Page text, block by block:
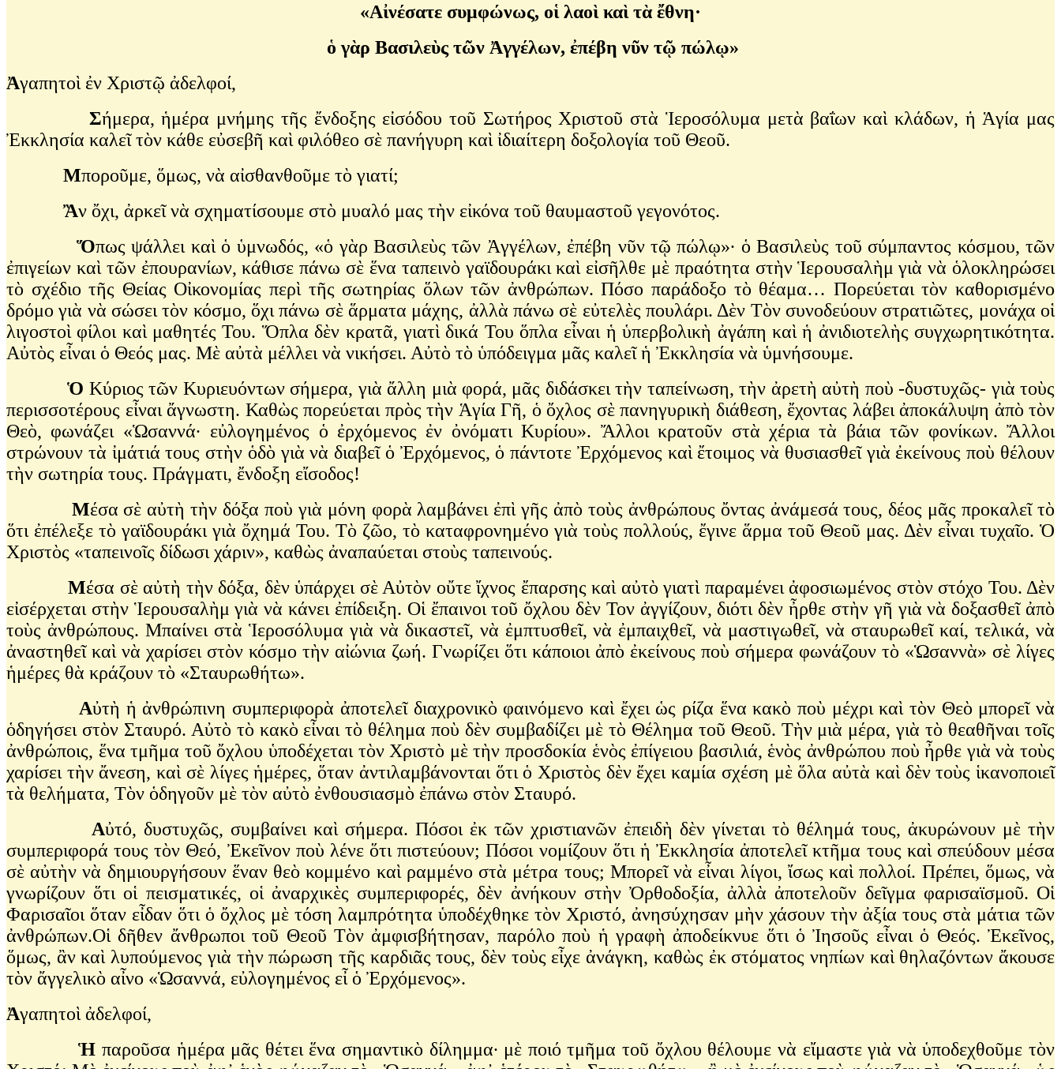
«Αἰνέσατε συμφώνως, οἱ λαοὶ καὶ τὰ ἔθνη·
ὁ γὰρ Βασιλεὺς τῶν Ἀγγέλων, ἐπέβη νῦν τῷ πώλῳ»
Ἀγαπητοὶ ἐν Χριστῷ ἀδελφοί,
Σήμερα, ἡμέρα μνήμης τῆς ἔνδοξης εἰσόδου τοῦ Σωτήρος Χριστοῦ στὰ Ἱεροσόλυμα μετὰ βαΐων καὶ κλάδων, ἡ Ἁγία μας
Ἐκκλησία καλεῖ τὸν κάθε εὐσεβῆ καὶ φιλόθεο σὲ πανήγυρη καὶ ἰδιαίτερη δοξολογία τοῦ Θεοῦ.
Μποροῦμε, ὅμως, νὰ αἰσθανθοῦμε τὸ γιατί;
Ἂν ὄχι, ἀρκεῖ νὰ σχηματίσουμε στὸ μυαλό μας τὴν εἰκόνα τοῦ θαυμαστοῦ γεγονότος.
Ὅπως ψάλλει καὶ ὁ ὑμνωδός, «ὁ γὰρ Βασιλεὺς τῶν Ἀγγέλων, ἐπέβη νῦν τῷ πώλῳ»∙ ὁ Βασιλεὺς τοῦ σύμπαντος κόσμου, τῶν
ἐπιγείων καὶ τῶν ἐπουρανίων, κάθισε πάνω σὲ ἕνα ταπεινὸ γαϊδουράκι καὶ εἰσῆλθε μὲ πραότητα στὴν Ἱερουσαλὴμ γιὰ νὰ ὁλοκληρώσει
τὸ σχέδιο τῆς Θείας Οἰκονομίας περὶ τῆς σωτηρίας ὅλων τῶν ἀνθρώπων. Πόσο παράδοξο τὸ θέαμα… Πορεύεται τὸν καθορισμένο
δρόμο γιὰ νὰ σώσει τὸν κόσμο, ὅχι πάνω σὲ ἅρματα μάχης, ἀλλὰ πάνω σὲ εὐτελὲς πουλάρι. Δὲν Τὸν συνοδεύουν στρατιῶτες, μονάχα οἱ
λιγοστοὶ φίλοι καὶ μαθητές Του. Ὅπλα δὲν κρατᾶ, γιατὶ δικά Του ὅπλα εἶναι ἡ ὑπερβολικὴ ἀγάπη καὶ ἡ ἀνιδιοτελὴς συγχωρητικότητα.
Αὐτὸς εἶναι ὁ Θεός μας. Μὲ αὐτὰ μέλλει νὰ νικήσει. Αὐτὸ τὸ ὑπόδειγμα μᾶς καλεῖ ἡ Ἐκκλησία νὰ ὑμνήσουμε.
Ὁ Κύριος τῶν Κυριευόντων σήμερα, γιὰ ἄλλη μιὰ φορά, μᾶς διδάσκει τὴν ταπείνωση, τὴν ἀρετὴ αὐτὴ ποὺ -δυστυχῶς- γιὰ τοὺς
περισσοτέρους εἶναι ἄγνωστη. Καθὼς πορεύεται πρὸς τὴν Ἁγία Γῆ, ὁ ὄχλος σὲ πανηγυρικὴ διάθεση, ἔχοντας λάβει ἀποκάλυψη ἀπὸ τὸν
Θεὸ, φωνάζει «Ὡσαννά· εὐλογημένος ὁ ἐρχόμενος ἐν ὀνόματι Κυρίου». Ἄλλοι κρατοῦν στὰ χέρια τὰ βάια τῶν φονίκων. Ἄλλοι
στρώνουν τὰ ἰμάτιά τους στὴν ὁδὸ γιὰ νὰ διαβεῖ ὁ Ἐρχόμενος, ὁ πάντοτε Ἐρχόμενος καὶ ἔτοιμος νὰ θυσιασθεῖ γιὰ ἐκείνους ποὺ θέλουν
τὴν σωτηρία τους. Πράγματι, ἔνδοξη εἴσοδος!
Μέσα σὲ αὐτὴ τὴν δόξα ποὺ γιὰ μόνη φορὰ λαμβάνει ἐπὶ γῆς ἀπὸ τοὺς ἀνθρώπους ὄντας ἀνάμεσά τους, δέος μᾶς προκαλεῖ τὸ
ὅτι ἐπέλεξε τὸ γαϊδουράκι γιὰ ὄχημά Του. Τὸ ζῶο, τὸ καταφρονημένο γιὰ τοὺς πολλούς, ἔγινε ἅρμα τοῦ Θεοῦ μας. Δὲν εἶναι τυχαῖο. Ὁ
Χριστὸς «ταπεινοῖς δίδωσι χάριν», καθὼς ἀναπαύεται στοὺς ταπεινούς.
Μέσα σὲ αὐτὴ τὴν δόξα, δὲν ὑπάρχει σὲ Αὐτὸν οὔτε ἴχνος ἔπαρσης καὶ αὐτὸ γιατὶ παραμένει ἀφοσιωμένος στὸν στόχο Του. Δὲν
εἰσέρχεται στὴν Ἱερουσαλὴμ γιὰ νὰ κάνει ἐπίδειξη. Οἱ ἔπαινοι τοῦ ὄχλου δὲν Τον ἀγγίζουν, διότι δὲν ἦρθε στὴν γῆ γιὰ νὰ δοξασθεῖ ἀπὸ
τοὺς ἀνθρώπους. Μπαίνει στὰ Ἱεροσόλυμα γιὰ νὰ δικαστεῖ, νὰ ἐμπτυσθεῖ, νὰ ἐμπαιχθεῖ, νὰ μαστιγωθεῖ, νὰ σταυρωθεῖ καί, τελικά, νὰ
ἀναστηθεῖ καὶ νὰ χαρίσει στὸν κόσμο τὴν αἰώνια ζωή. Γνωρίζει ὅτι κάποιοι ἀπὸ ἐκείνους ποὺ σήμερα φωνάζουν τὸ «Ὡσαννὰ» σὲ λίγες
ἡμέρες θὰ κράζουν τὸ «Σταυρωθήτω».
Αὐτὴ ἡ ἀνθρώπινη συμπεριφορὰ ἀποτελεῖ διαχρονικὸ φαινόμενο καὶ ἔχει ὡς ρίζα ἕνα κακὸ ποὺ μέχρι καὶ τὸν Θεὸ μπορεῖ νὰ
ὁδηγήσει στὸν Σταυρό. Αὐτὸ τὸ κακὸ εἶναι τὸ θέλημα ποὺ δὲν συμβαδίζει μὲ τὸ Θέλημα τοῦ Θεοῦ. Τὴν μιὰ μέρα, γιὰ τὸ θεαθῆναι τοῖς
ἀνθρώποις, ἕνα τμῆμα τοῦ ὄχλου ὑποδέχεται τὸν Χριστὸ μὲ τὴν προσδοκία ἑνὸς ἐπίγειου βασιλιά, ἑνὸς ἀνθρώπου ποὺ ἦρθε γιὰ νὰ τοὺς
χαρίσει τὴν ἄνεση, καὶ σὲ λίγες ἡμέρες, ὅταν ἀντιλαμβάνονται ὅτι ὁ Χριστὸς δὲν ἔχει καμία σχέση μὲ ὅλα αὐτὰ καὶ δὲν τοὺς ἱκανοποιεῖ
τὰ θελήματα, Τὸν ὁδηγοῦν μὲ τὸν αὐτὸ ἐνθουσιασμὸ ἐπάνω στὸν Σταυρό.
Αὐτό, δυστυχῶς, συμβαίνει καὶ σήμερα. Πόσοι ἐκ τῶν χριστιανῶν ἐπειδὴ δὲν γίνεται τὸ θέλημά τους, ἀκυρώνουν μὲ τὴν
συμπεριφορά τους τὸν Θεό, Ἐκεῖνον ποὺ λένε ὅτι πιστεύουν; Πόσοι νομίζουν ὅτι ἡ Ἐκκλησία ἀποτελεῖ κτῆμα τους καὶ σπεύδουν μέσα
σὲ αὐτὴν νὰ δημιουργήσουν ἕναν θεὸ κομμένο καὶ ραμμένο στὰ μέτρα τους; Μπορεῖ νὰ εἶναι λίγοι, ἴσως καὶ πολλοί. Πρέπει, ὅμως, νὰ
γνωρίζουν ὅτι οἱ πεισματικές, οἱ ἀναρχικὲς συμπεριφορές, δὲν ἀνήκουν στὴν Ὀρθοδοξία, ἀλλὰ ἀποτελοῦν δεῖγμα φαρισαϊσμοῦ. Οἱ
Φαρισαῖοι ὅταν εἶδαν ὅτι ὁ ὄχλος μὲ τόση λαμπρότητα ὑποδέχθηκε τὸν Χριστό, ἀνησύχησαν μὴν χάσουν τὴν ἀξία τους στὰ μάτια τῶν
ἀνθρώπων.Οἱ δῆθεν ἄνθρωποι τοῦ Θεοῦ Τὸν ἀμφισβήτησαν, παρόλο ποὺ ἡ γραφὴ ἀποδείκνυε ὅτι ὁ Ἰησοῦς εἶναι ὁ Θεός. Ἐκεῖνος,
ὅμως, ἂν καὶ λυπούμενος γιὰ τὴν πώρωση τῆς καρδιᾶς τους, δὲν τοὺς εἶχε ἀνάγκη, καθὼς ἐκ στόματος νηπίων καὶ θηλαζόντων ἄκουσε
τὸν ἄγγελικὸ αἶνο «Ὡσαννά, εὐλογημένος εἶ ὁ Ἐρχόμενος».
Ἀγαπητοὶ ἀδελφοί,
Ἡ παροῦσα ἡμέρα μᾶς θέτει ἕνα σημαντικὸ δίλημμα∙ μὲ ποιό τμῆμα τοῦ ὄχλου θέλουμε νὰ εἴμαστε γιὰ νὰ ὑποδεχθοῦμε τὸν